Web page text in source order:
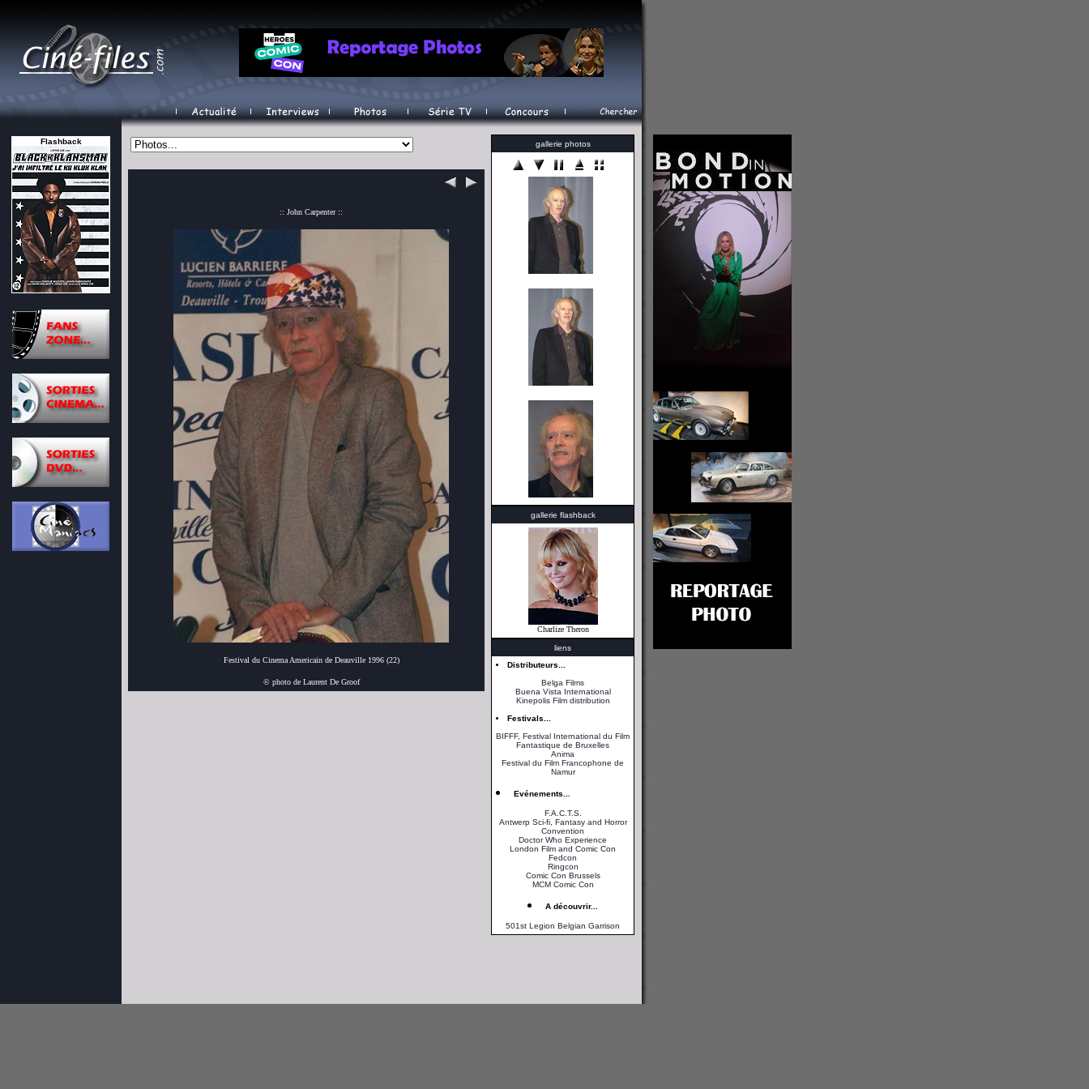
Flashback
:: John Carpenter ::
Festival du Cinema Americain de Deauville 1996 (22)
© photo de Laurent De Groof
gallerie photos
gallerie flashback
Charlize Theron
liens
Distributeurs...
Belga Films
Buena Vista International
Kinepolis Film distribution
Festivals...
BIFFF, Festival International du Film
Fantastique de Bruxelles
Anima
Festival du Film Francophone de
Namur
Evénements...
F.A.C.T.S.
Antwerp Sci-fi, Fantasy and Horror
Convention
Doctor Who Experience
London Film and Comic Con
Fedcon
Ringcon
Comic Con Brussels
MCM Comic Con
A découvrir...
501st Legion Belgian Garrison